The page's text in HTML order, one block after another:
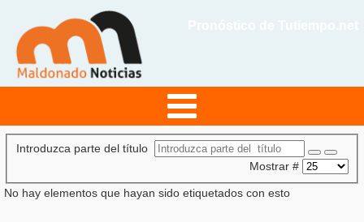
Introduzca parte del título
Mostrar #
No hay elementos que hayan sido etiquetados con esto